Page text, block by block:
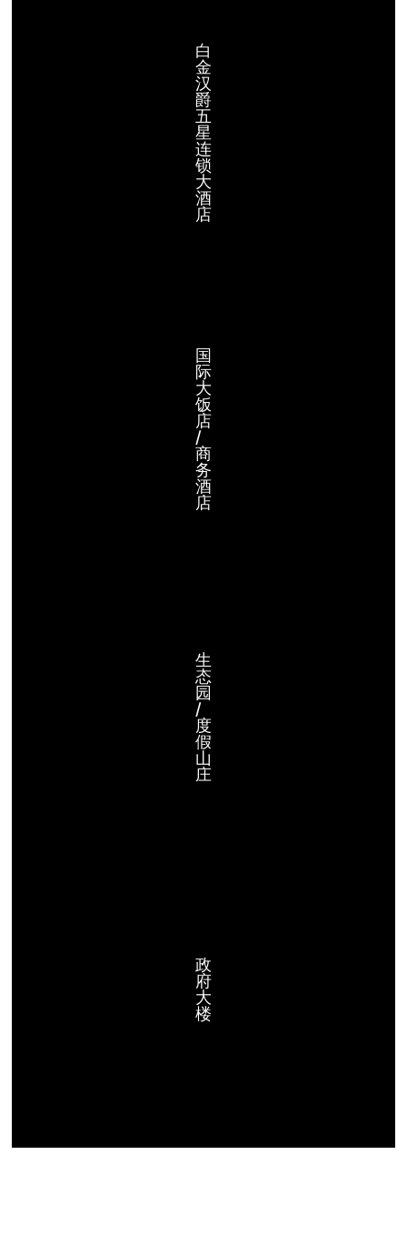
白
金
汉
爵
五
星
连
锁
大
酒
店
国
际
大
饭
店
/
商
务
酒
店
生
态
园
/
度
假
山
庄
政
府
大
楼